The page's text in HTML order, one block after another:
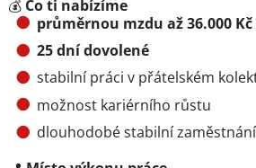
💰 Co ti nabízíme
průměrnou mzdu až 36.000
25 dní dovolené
stabilní práci v přátelském
možnost kariérního růstu
dlouhodobé stabilní